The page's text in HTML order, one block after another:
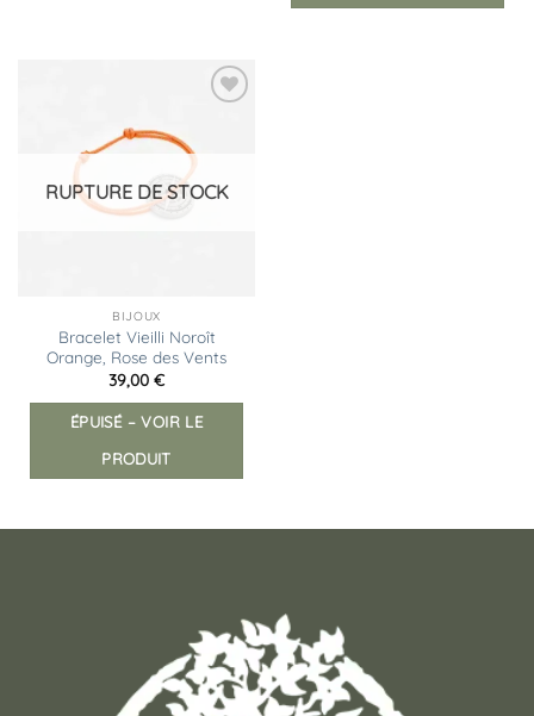
d’envies
RUPTURE DE STOCK
BIJOUX
Bracelet Vieilli Noroît
Orange, Rose des Vents
39,00 €
ÉPUISÉ – VOIR LE
PRODUIT